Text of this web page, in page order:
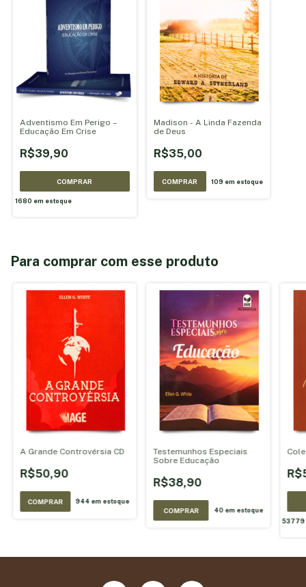
Adventismo Em Perigo –
Educação Em Crise
R$39,90
1680 em estoque
Madison - A Linda Fazenda
de Deus
R$35,00
109 em estoque
Para comprar com esse produto
A Grande Controvérsia CD
R$50,90
944 em estoque
Testemunhos Especiais
Sobre Educação
R$38,90
40 em estoque
53779